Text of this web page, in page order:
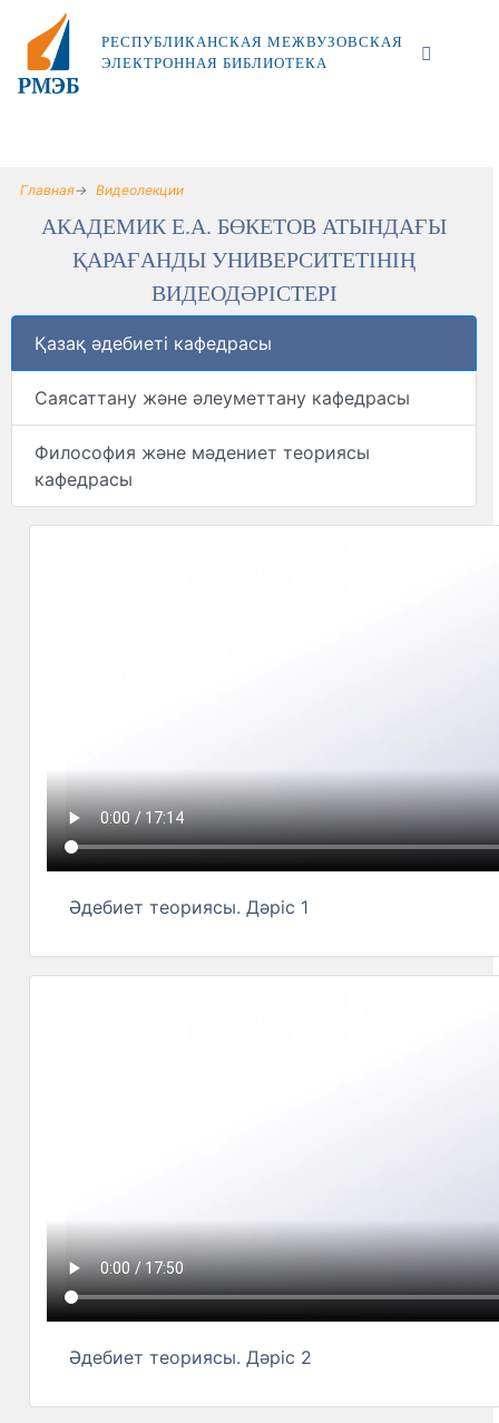
РЕСПУБЛИКАНСКАЯ МЕЖВУЗОВСКАЯ
ЭЛЕКТРОННАЯ БИБЛИОТЕКА
Главная Видеолекции
АКАДЕМИК Е.А. БӨКЕТОВ АТЫНДАҒЫ
ҚАРАҒАНДЫ УНИВЕРСИТЕТІНІҢ
ВИДЕОДӘРІСТЕРІ
Қазақ әдебиеті кафедрасы
Саясаттану және әлеуметтану кафедрасы
Философия және мәдениет теориясы
кафедрасы
Әдебиет теориясы. Дәріс 1
Әдебиет теориясы. Дәріс 2